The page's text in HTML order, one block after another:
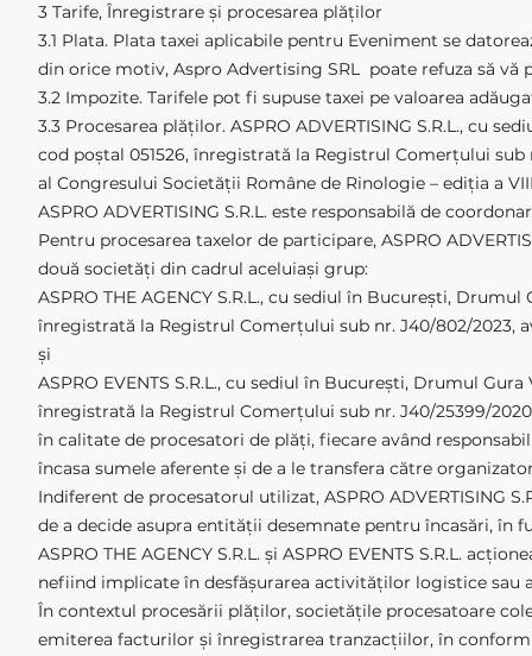
3 Tarife, Înregistrare și procesarea plăților
3.1 Plata. Plata taxei aplicabile pentru Eveniment se
din orice motiv, Aspro Advertising SRL poate refuza să vă
3.2 Impozite. Tarifele pot fi supuse taxei pe valoarea
3.3 Procesarea plăților. ASPRO ADVERTISING S.R.L., cu
cod poștal 051526, înregistrată la Registrul Comerțului sub
al Congresului Societății Române de Rinologie – ediția a
ASPRO ADVERTISING S.R.L. este responsabilă de
Pentru procesarea taxelor de participare, ASPRO
două societăți din cadrul aceluiași grup:
ASPRO THE AGENCY S.R.L., cu sediul în București, Drumul
înregistrată la Registrul Comerțului sub nr. J40/802/2023,
și
ASPRO EVENTS S.R.L., cu sediul în București, Drumul Gura
înregistrată la Registrul Comerțului sub nr. J40/25399/2020,
în calitate de procesatori de plăți, fiecare având
încasa sumele aferente și de a le transfera către
Indiferent de procesatorul utilizat, ASPRO ADVERTISING
de a decide asupra entității desemnate pentru încasări, în
ASPRO THE AGENCY S.R.L. și ASPRO EVENTS S.R.L.
nefiind implicate în desfășurarea activităților logistice sau
În contextul procesării plăților, societățile procesatoare
emiterea facturilor și înregistrarea tranzacțiilor, în